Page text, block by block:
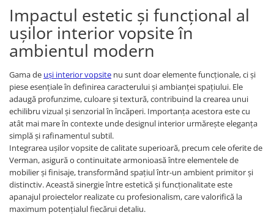
Impactul estetic și funcțional al
ușilor interior vopsite în
ambientul modern
Gama de uși interior vopsite nu sunt doar elemente funcționale, ci și
piese esențiale în definirea caracterului și ambianței spațiului. Ele
adaugă profunzime, culoare și textură, contribuind la crearea unui
echilibru vizual și senzorial în încăperi. Importanța acestora este cu
atât mai mare în contexte unde designul interior urmărește eleganța
simplă și rafinamentul subtil.
Integrarea ușilor vopsite de calitate superioară, precum cele oferite de
Verman, asigură o continuitate armonioasă între elementele de
mobilier și finisaje, transformând spațiul într-un ambient primitor și
distinctiv. Această sinergie între estetică și funcționalitate este
apanajul proiectelor realizate cu profesionalism, care valorifică la
maximum potențialul fiecărui detaliu.